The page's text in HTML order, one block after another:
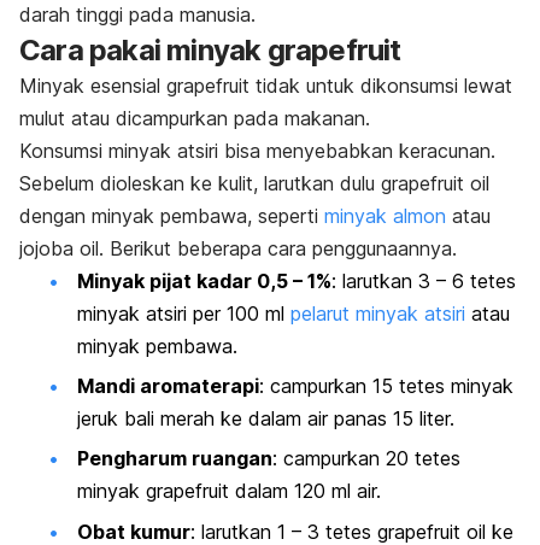
darah tinggi pada manusia.
Cara pakai minyak grapefruit
Minyak esensial grapefruit tidak untuk dikonsumsi lewat
mulut atau dicampurkan pada makanan.
Konsumsi minyak atsiri bisa menyebabkan keracunan.
Sebelum dioleskan ke kulit, larutkan dulu grapefruit oil
dengan minyak pembawa, seperti minyak almon atau
jojoba oil. Berikut beberapa cara penggunaannya.
Minyak pijat kadar 0,5 – 1%: larutkan 3 – 6 tetes
minyak atsiri per 100 ml pelarut minyak atsiri atau
minyak pembawa.
Mandi aromaterapi: campurkan 15 tetes minyak
jeruk bali merah ke dalam air panas 15 liter.
Pengharum ruangan: campurkan 20 tetes
minyak grapefruit dalam 120 ml air.
Obat kumur: larutkan 1 – 3 tetes grapefruit oil ke